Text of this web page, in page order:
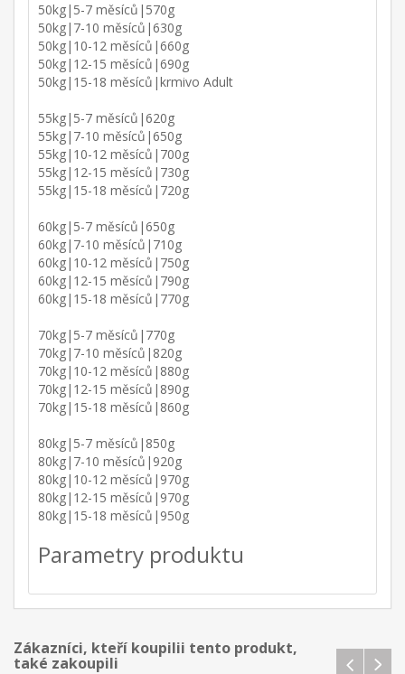
50kg|5-7 měsíců|570g
50kg|7-10 měsíců|630g
50kg|10-12 měsíců|660g
50kg|12-15 měsíců|690g
50kg|15-18 měsíců|krmivo Adult
55kg|5-7 měsíců|620g
55kg|7-10 měsíců|650g
55kg|10-12 měsíců|700g
55kg|12-15 měsíců|730g
55kg|15-18 měsíců|720g
60kg|5-7 měsíců|650g
60kg|7-10 měsíců|710g
60kg|10-12 měsíců|750g
60kg|12-15 měsíců|790g
60kg|15-18 měsíců|770g
70kg|5-7 měsíců|770g
70kg|7-10 měsíců|820g
70kg|10-12 měsíců|880g
70kg|12-15 měsíců|890g
70kg|15-18 měsíců|860g
80kg|5-7 měsíců|850g
80kg|7-10 měsíců|920g
80kg|10-12 měsíců|970g
80kg|12-15 měsíců|970g
80kg|15-18 měsíců|950g
Parametry produktu
Zákazníci, kteří koupilii tento produkt,
také zakoupili